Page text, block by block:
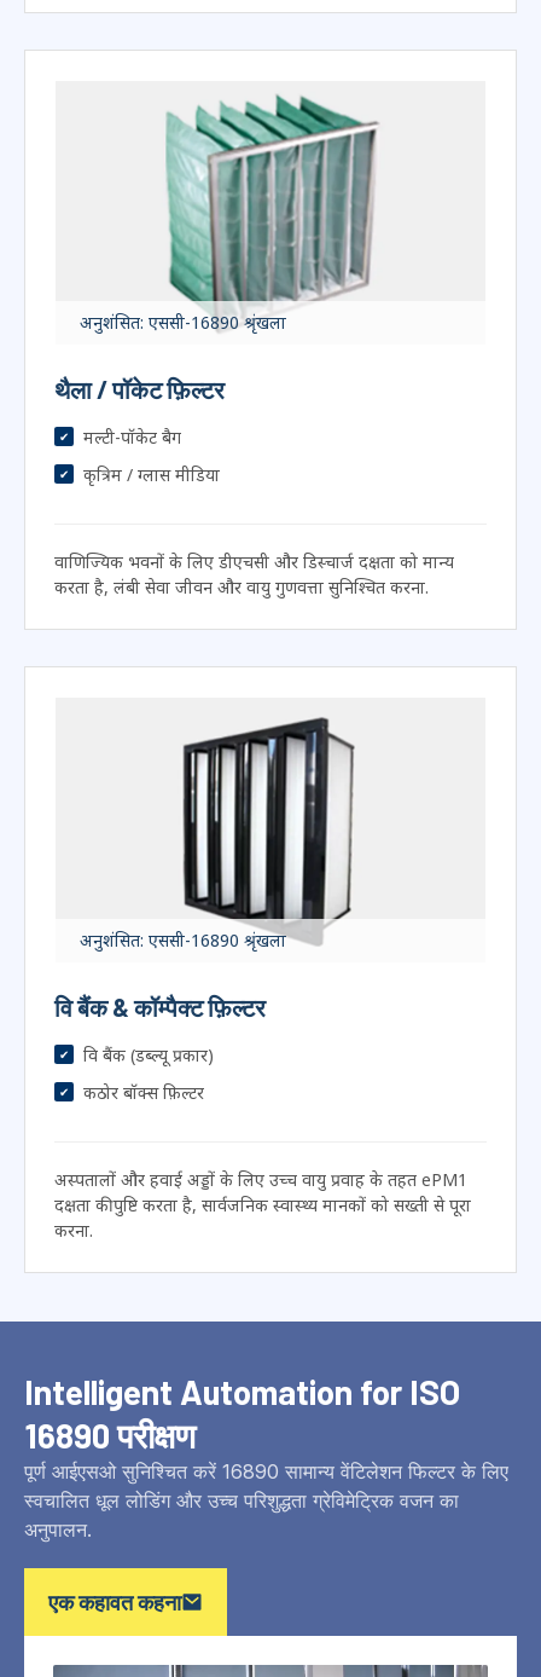
फ्लैट पैनल फिल्टर
जेड-रेखा / चुन्नटदार
AHU सेवन के लिए प्रारंभिक प्रतिरोध और मोटे गिरफ्तारी को मान्य
करता है, डाउनस्ट्रीम फाइन फिल्टर और उपकरण की सुरक्षा करना.
थैला / पॉकेट फ़िल्टर
मल्टी-पॉकेट बैग
कृत्रिम / ग्लास मीडिया
वाणिज्यिक भवनों के लिए डीएचसी और डिस्चार्ज दक्षता को मान्य
करता है, लंबी सेवा जीवन और वायु गुणवत्ता सुनिश्चित करना.
वि बैंक & कॉम्पैक्ट फ़िल्टर
अस्पतालों और हवाई अड्डों के लिए उच्च वायु प्रवाह के तहत ePM1
दक्षता की पुष्टि करता है, सार्वजनिक स्वास्थ्य मानकों को सख्ती से पूरा
करना.
Intelligent Automation for ISO
16890 परीक्षण
पूर्ण आईएसओ सुनिश्चित करें 16890 सामान्य वेंटिलेशन फिल्टर के लिए